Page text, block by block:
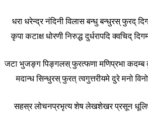
धरा धरेन्द्र नंदिनी विलास बन्धु बन्धुरस् फुरद्
कृपा कटाक्ष धोरणी निरुद्ध दुर्धरापदि क्वचिद्
जटा भुजङ्ग पिङ्गलस् फुरत्फणा मणिप्रभा कदम्ब
मदान्ध सिन्धुरस् फुरत् त्वगुत्तरीयमे दुरे मनो
सहस्र लोचनप्रभृत्य शेष लेखशेखर प्रसून